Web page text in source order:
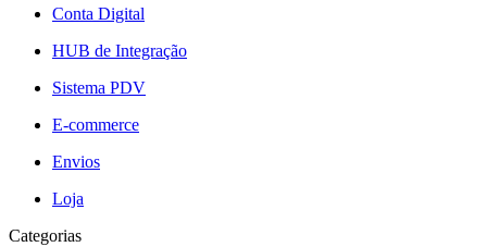
Conta Digital
HUB de Integração
Sistema PDV
E-commerce
Envios
Loja
Categorias